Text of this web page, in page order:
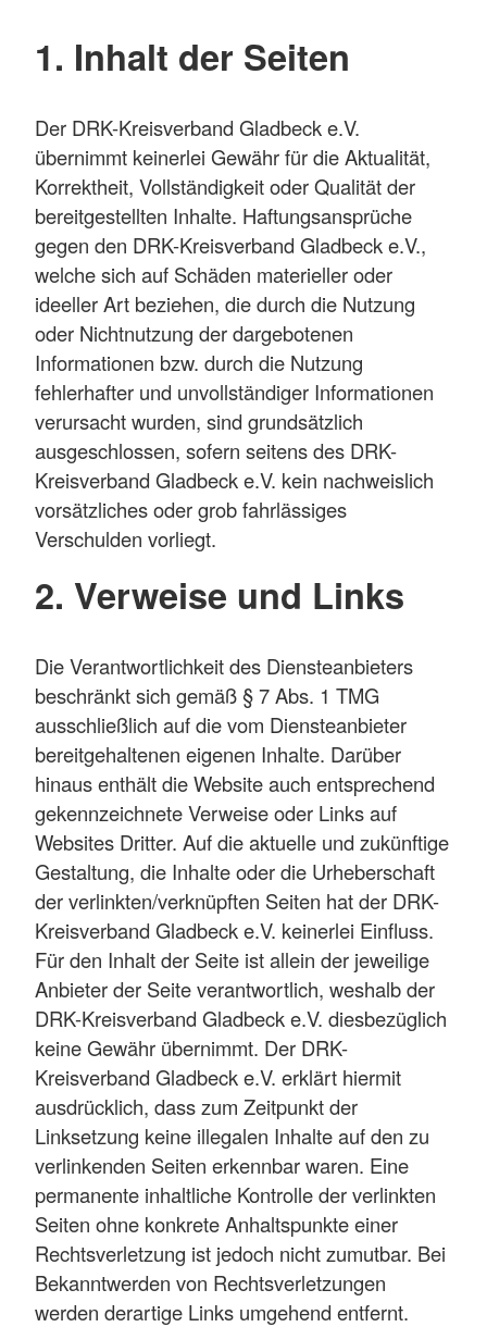
1. Inhalt der Seiten
Der DRK-Kreisverband Gladbeck e.V.
übernimmt keinerlei Gewähr für die Aktualität,
Korrektheit, Vollständigkeit oder Qualität der
bereitgestellten Inhalte. Haftungsansprüche
gegen den DRK-Kreisverband Gladbeck e.V.,
welche sich auf Schäden materieller oder
ideeller Art beziehen, die durch die Nutzung
oder Nichtnutzung der dargebotenen
Informationen bzw. durch die Nutzung
fehlerhafter und unvollständiger Informationen
verursacht wurden, sind grundsätzlich
ausgeschlossen, sofern seitens des DRK-
Kreisverband Gladbeck e.V. kein nachweislich
vorsätzliches oder grob fahrlässiges
Verschulden vorliegt.
2. Verweise und Links
Die Verantwortlichkeit des Diensteanbieters
beschränkt sich gemäß § 7 Abs. 1 TMG
ausschließlich auf die vom Diensteanbieter
bereitgehaltenen eigenen Inhalte. Darüber
hinaus enthält die Website auch entsprechend
gekennzeichnete Verweise oder Links auf
Websites Dritter. Auf die aktuelle und zukünftige
Gestaltung, die Inhalte oder die Urheberschaft
der verlinkten/verknüpften Seiten hat der DRK-
Kreisverband Gladbeck e.V. keinerlei Einfluss.
Für den Inhalt der Seite ist allein der jeweilige
Anbieter der Seite verantwortlich, weshalb der
DRK-Kreisverband Gladbeck e.V. diesbezüglich
keine Gewähr übernimmt. Der DRK-
Kreisverband Gladbeck e.V. erklärt hiermit
ausdrücklich, dass zum Zeitpunkt der
Linksetzung keine illegalen Inhalte auf den zu
verlinkenden Seiten erkennbar waren. Eine
permanente inhaltliche Kontrolle der verlinkten
Seiten ohne konkrete Anhaltspunkte einer
Rechtsverletzung ist jedoch nicht zumutbar. Bei
Bekanntwerden von Rechtsverletzungen
werden derartige Links umgehend entfernt.